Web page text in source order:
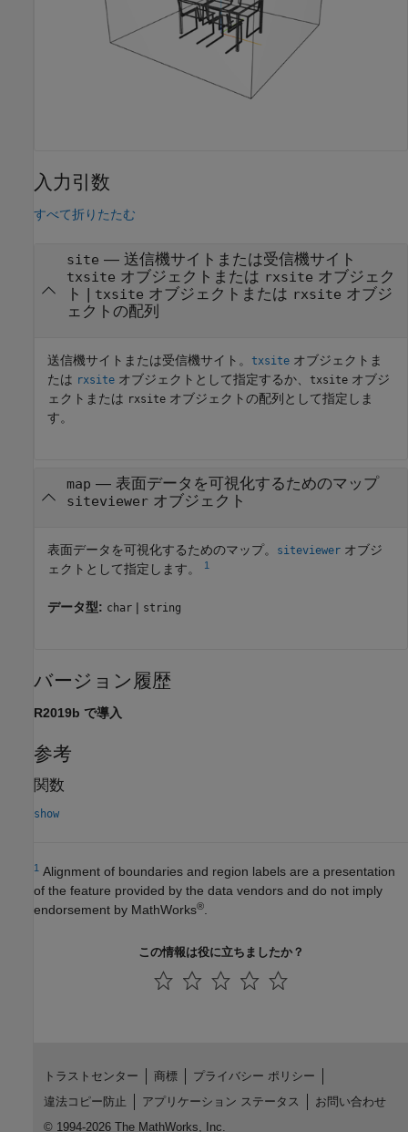
入力引数
すべて折りたたむ
site — 送信機サイトまたは受信機サイト
txsite オブジェクトまたは rxsite オブジェク
ト
txsite オブジェクトまたは rxsite オブジ
ェクトの配列
送信機サイトまたは受信機サイト。 txsite オブジェクトま
たは rxsite オブジェクトとして指定するか、 txsite オブジ
ェクトまたは rxsite オブジェクトの配列として指定しま
す。
map — 表面データを可視化するためのマップ
siteviewerオブジェクト
表面データを可視化するためのマップ。 siteviewer オブジ
ェクトとして指定します。
1
データ型: char | string
バージョン履歴
R2019b で導入
参考
関数
show
1 Alignment of boundaries and region labels are a presentation
of the feature provided by the data vendors and do not imply
endorsement by MathWorks®.
この情報は役に立ちましたか？
トラストセンター 商標
プライバシー ポリシー
違法コピー防止
アプリケーション ステータス
お問い合わせ
© 1994-2026 The MathWorks, Inc.